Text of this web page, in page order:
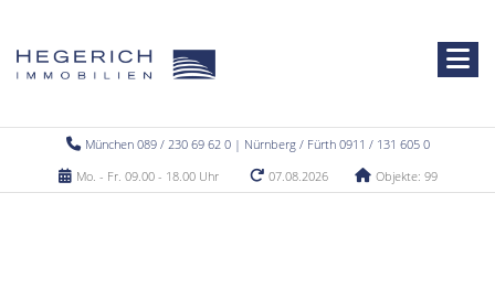
München 089 / 230 69 62 0 | Nürnberg / Fürth 0911 / 131 605 0
Mo. - Fr. 09.00 - 18.00 Uhr
07.08.2026 Objekte: 99